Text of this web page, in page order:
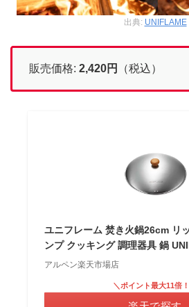
出典: UNIFLAME
販売価格: 2,420円 （税込）
ユニフレーム 焚き火鍋26cm リ
ンプ クッキング 調理器具 鍋
アルペン楽天市場店
＼ポイント最大11倍